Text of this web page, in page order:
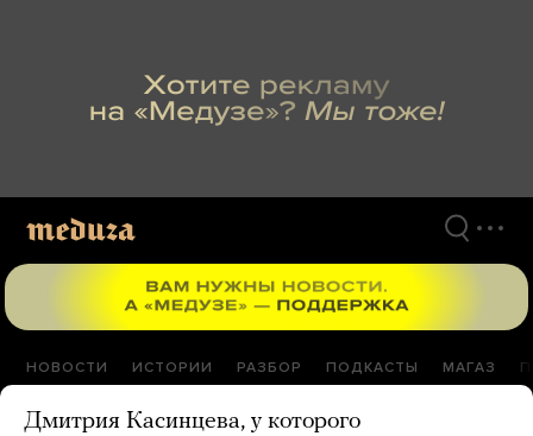
НОВОСТИ ИСТОРИИ РАЗБОР ПОДКАСТЫ МАГАЗ
Дмитрия Касинцева, у которого